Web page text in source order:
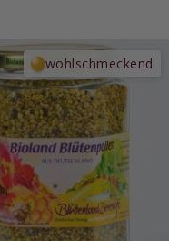
wohlschmeckend